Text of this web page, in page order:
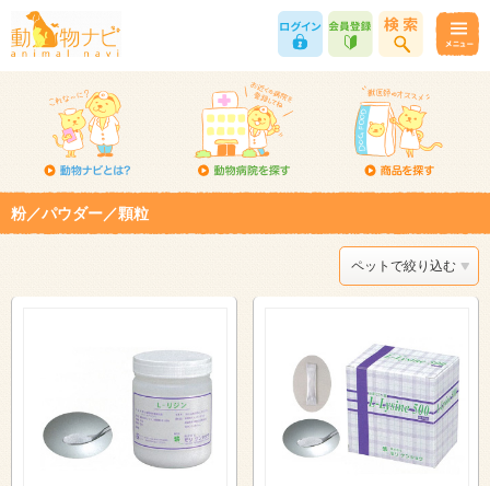
粉／パウダー／顆粒
ペットで絞り込む